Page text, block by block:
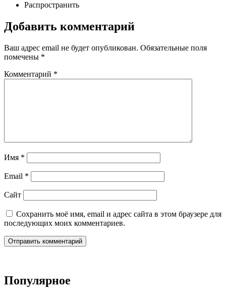
Распространить
Добавить комментарий
Ваш адрес email не будет опубликован. Обязательные поля
помечены *
Комментарий *
Имя *
Email *
Сайт
Сохранить моё имя, email и адрес сайта в этом браузере для
последующих моих комментариев.
Популярное